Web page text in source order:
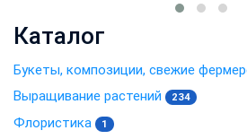
Каталог
Букеты, композиции, свежие
Выращивание растений 234
Флористика 1